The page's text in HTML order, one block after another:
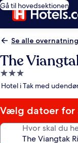
Gå til hovedsektionen
Se alle
The
3.0-
stjernet
Hotel i Tak med
Vælg datoer for
Hvor skal du